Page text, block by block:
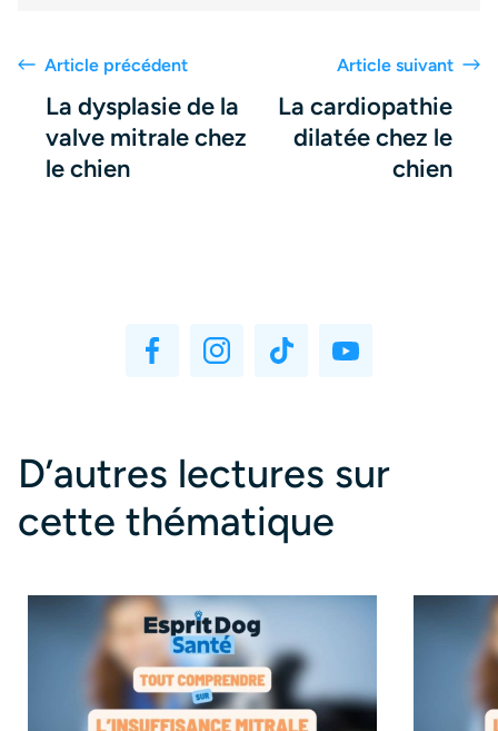
Article précédent
La dysplasie de la
valve mitrale chez
le chien
Article suivant
La cardiopathie
dilatée chez le
chien
D’autres lectures sur
cette thématique